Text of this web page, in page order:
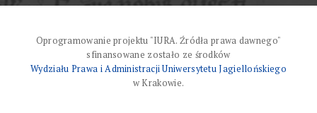
Oprogramowanie projektu "IURA. Źródła prawa dawnego"
sfinansowane zostało ze środków
Wydziału Prawa i Administracji Uniwersytetu Jagiellońskiego
w Krakowie.